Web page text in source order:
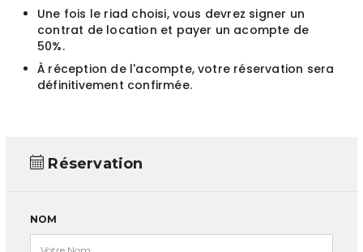
Une fois le riad choisi, vous devrez signer un
contrat de location et payer un acompte de
50%.
À réception de l'acompte, votre réservation sera
définitivement confirmée.
Réservation
NOM